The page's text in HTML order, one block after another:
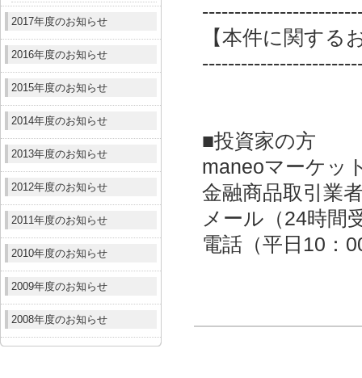
2017年度のお知らせ
2016年度のお知らせ
2015年度のお知らせ
2014年度のお知らせ
2013年度のお知らせ
2012年度のお知らせ
2011年度のお知らせ
2010年度のお知らせ
2009年度のお知らせ
2008年度のお知らせ
【本件に関する
■投資家の方
maneoマーケッ
金融商品取引業
メール（24時間
電話（平日10：